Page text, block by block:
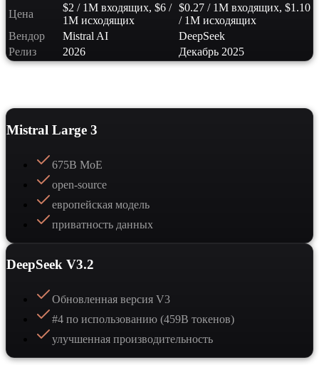
Цена
$2 / 1M входящих, $6 /
1M исходящих
$0.27 / 1M входящих, $1.10
/ 1M исходящих
Вендор
Mistral AI
DeepSeek
Релиз
2026 Декабрь 2025
Mistral Large 3
675B MoE
open-source
европейская модель
приватность данных
DeepSeek V3.2
Обновленная версия V3
#4 по использованию (459B токенов)
улучшенная производительность